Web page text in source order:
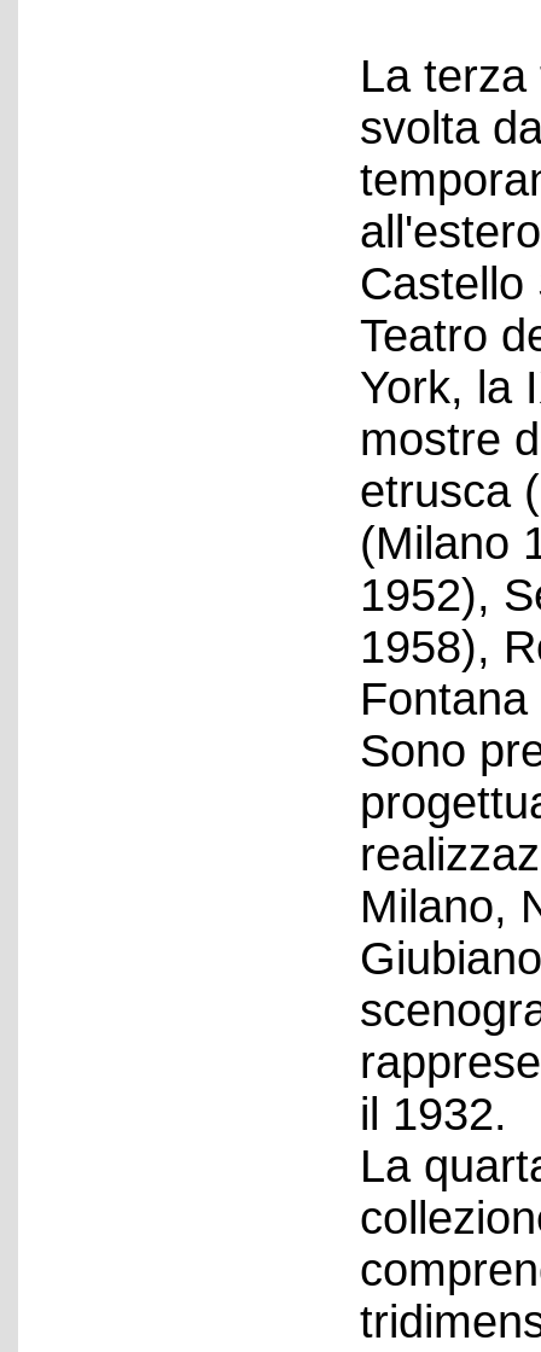
La
svolta
Castello
Teatro
York, la
mostre
etrusca
(Milano
1952),
1958),
Sono
Milano,
il 1932.
La